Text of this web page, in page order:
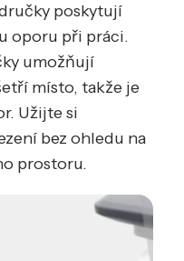
poskytují
oporu při práci.
umožňují
místo, takže je
Užijte si
bez ohledu na
prostoru.